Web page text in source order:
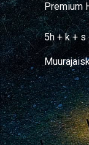
Premium
5h + k + s